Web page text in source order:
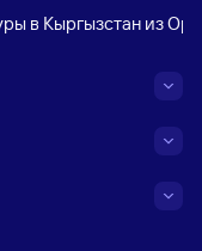
в Кыргызстан из